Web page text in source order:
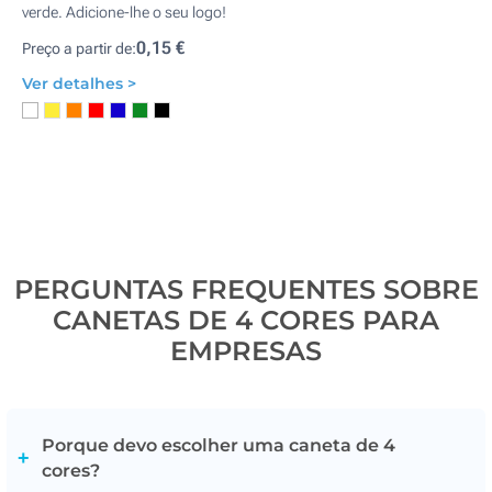
verde. Adicione-lhe o seu logo!
Preço a partir de:0,15 €
Ver detalhes >
PERGUNTAS FREQUENTES SOBRE
CANETAS DE 4 CORES PARA
EMPRESAS
Porque devo escolher uma caneta de 4
cores?